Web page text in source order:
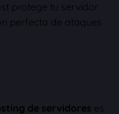
protege tu servidor
perfecta de ataques
de servidores es